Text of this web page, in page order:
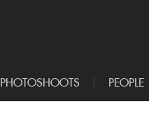
PHOTOSHOOTS PEOPLE